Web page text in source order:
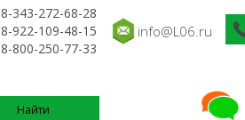
8-343-272-68-28
8-922-109-48-15
8-800-250-77-33
info@L06.ru